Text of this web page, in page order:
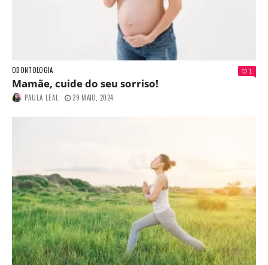
ODONTOLOGIA 1
Mamãe, cuide do seu sorriso!
PAULA LEAL 29 MAIO, 2024